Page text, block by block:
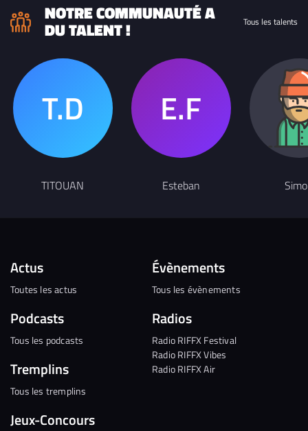
NOTRE COMMUNAUTÉ A
DU TALENT ! Tous les talents
TITOUAN Esteban
Actus
Toutes les actus
Podcasts
Tous les podcasts
Tremplins
Tous les tremplins
Jeux-Concours
Évènements
Tous les évènements
Radios
Radio RIFFX Festival
Radio RIFFX Vibes
Radio RIFFX Air